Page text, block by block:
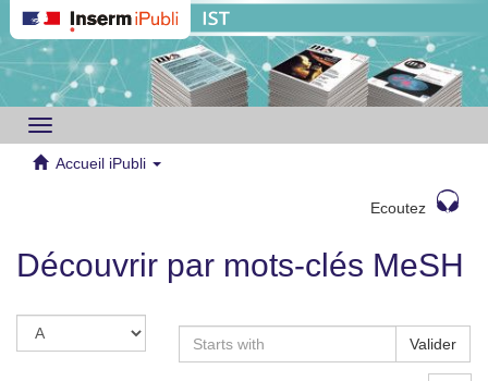
Toggle
navigation
Accueil iPubli
Ecoutez
Découvrir par mots-clés MeSH
Valider